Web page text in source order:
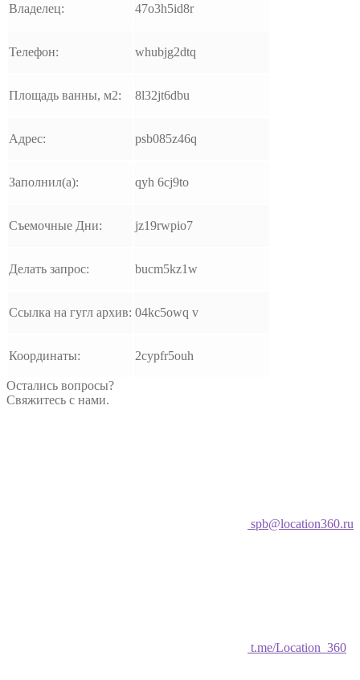
Владелец: 47o3h5id8r
Телефон: whubjg2dtq
Площадь ванны, м2: 8l32jt6dbu
Адрес: psb085z46q
Заполнил(а): qyh 6cj9to
Съемочные Дни: jz19rwpio7
Делать запрос: bucm5kz1w
Ссылка на гугл архив: 04kc5owq v
Координаты: 2cypfr5ouh
Остались вопросы?
Свяжитесь с нами.
spb@location360.ru
t.me/Location_360